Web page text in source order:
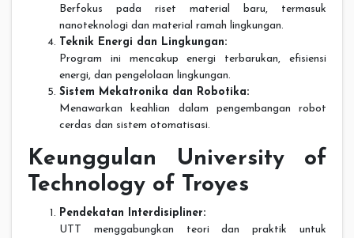
Berfokus pada riset material baru, termasuk
nanoteknologi dan material ramah lingkungan.
Teknik Energi dan Lingkungan:
Program ini mencakup energi terbarukan, efisiensi
energi, dan pengelolaan lingkungan.
Sistem Mekatronika dan Robotika:
Menawarkan keahlian dalam pengembangan robot
cerdas dan sistem otomatisasi.
Keunggulan University of
Technology of Troyes
Pendekatan Interdisipliner:
UTT menggabungkan teori dan praktik untuk